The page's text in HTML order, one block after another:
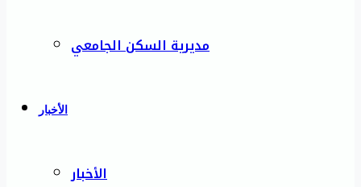
مديرية السكن الجامعي
الأخبار
الأخبار